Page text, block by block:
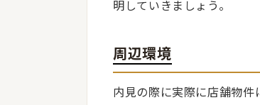
明していきましょう。
周辺環境
内見の際に実際に店舗物